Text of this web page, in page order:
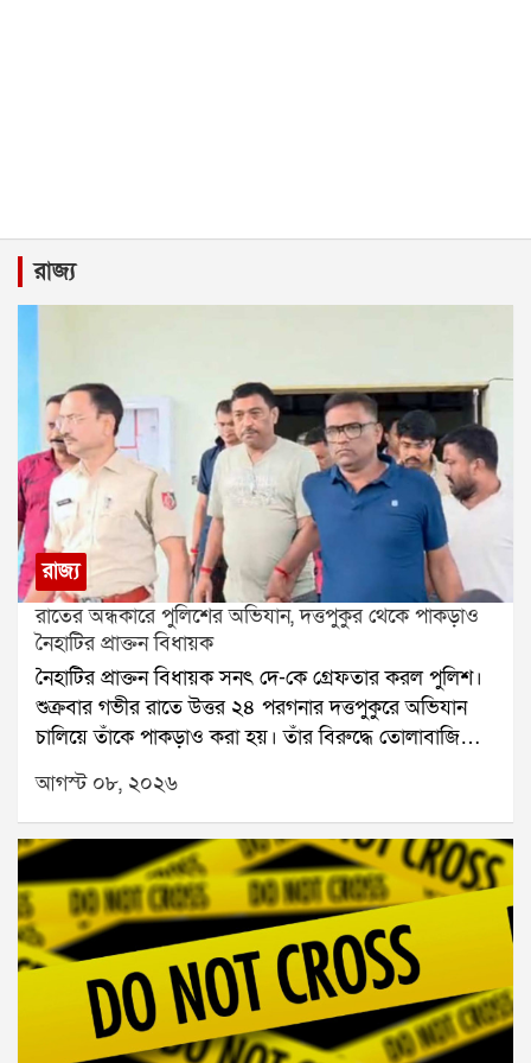
রাজ্য
রাজ্য
রাতের অন্ধকারে পুলিশের অভিযান, দত্তপুকুর থেকে পাকড়াও
নৈহাটির প্রাক্তন বিধায়ক
নৈহাটির প্রাক্তন বিধায়ক সনৎ দে-কে গ্রেফতার করল পুলিশ।
শুক্রবার গভীর রাতে উত্তর ২৪ পরগনার দত্তপুকুরে অভিযান
চালিয়ে তাঁকে পাকড়াও করা হয়। তাঁর বিরুদ্ধে তোলাবাজি
এবং ভোট পরবর্তী হিংসার অভিযোগ রয়েছে বলে পুলিশ সূত্রে
জানা গিয়েছে। শনিবার তাঁকে বারাকপুর আদালতে তোলা
হবে।২০২৪ সালের উপনির্বাচনে নৈহাটি বিধানসভা কেন্দ্র
থেকে জয়ী হয়েছিলেন সনৎ দে। তবে তার আগে থেকেই তাঁর
বিরুদ্ধে একাধিক অভিযোগ উঠেছিল। স্থানীয় সূত্রে তাঁর
বিরুদ্ধে তোলাবাজি এবং জমি দখলের অভিযোগ ছিল বলে
জানা যায়। ২০২১ সালের বিধানসভা নির্বাচনের পর ভোট
পরবর্তী হিংসার ঘটনাতেও তাঁর নাম জড়িয়েছিল বলে
অভিযোগ।২০২৬ সালের বিধানসভা নির্বাচনের পর রাজ্যে
রাজনৈতিক পালাবদল হয়। এরপর সনৎ দে-র বিরুদ্ধে থানায়
আগস্ট ০৮, ২০২৬